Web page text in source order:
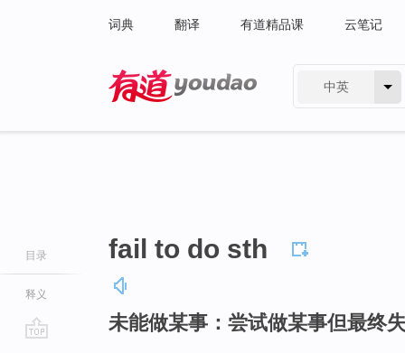
词典 翻译 有道精品课 云笔记
中英
目录
释义
fail to do sth
未能做某事：尝试做某事但最终